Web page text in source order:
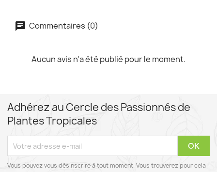
Commentaires (0)
Aucun avis n'a été publié pour le moment.
Adhérez au Cercle des Passionnés de
Plantes Tropicales
Vous pouvez vous désinscrire à tout moment. Vous trouverez pour cela